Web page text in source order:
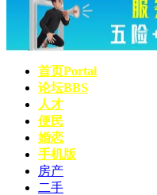
首页Portal
论坛BBS
人才
便民
婚恋
手机版
房产
二手